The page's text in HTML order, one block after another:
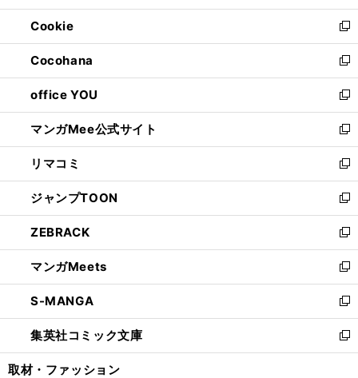
開
く
ウ
で
開
く
ン
ド
ウ
で
開
く
ウ
ィ
ン
ド
ウ
で
開
く
Cookie
新
し
い
ウ
ィ
ン
ド
ウ
で
開
く
Cocohana
新
し
い
ウ
ィ
ン
ド
ウ
で
開
く
office YOU
新
し
い
ウ
ィ
ン
ド
ウ
で
開
く
マンガMee公式サイト
新
し
い
ウ
ィ
ン
ド
ウ
で
開
く
リマコミ
新
し
い
ウ
ィ
ン
ド
ウ
で
開
く
ジャンプTOON
新
し
い
ウ
ィ
ン
ド
ウ
で
開
ZEBRACK
新
し
い
ウ
ィ
ン
ド
ウ
マンガMeets
新
し
い
ウ
ィ
ン
S-MANGA
新
し
い
ウ
集英社コミック文庫
新
し
取材・ファッション